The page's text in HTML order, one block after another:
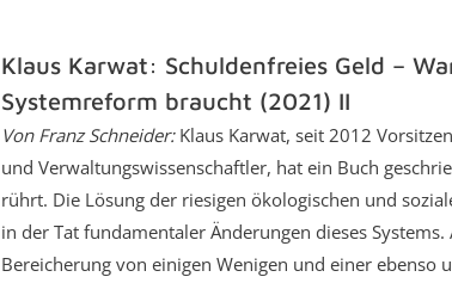
Klaus Karwat: Schuldenfreies Geld –
Systemreform braucht (2021) II
Von Franz Schneider: Klaus Karwat, seit 2012
und Verwaltungswissenschaftler, hat ein Buch
rührt. Die Lösung der riesigen ökologischen und
in der Tat fundamentaler Änderungen dieses
Bereicherung von einigen Wenigen und einer ebenso